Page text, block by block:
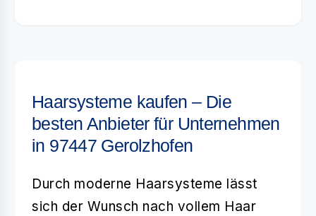
Haarsysteme kaufen – Die
besten Anbieter für Unternehmen
in 97447 Gerolzhofen
Durch moderne Haarsysteme lässt
sich der Wunsch nach vollem Haar